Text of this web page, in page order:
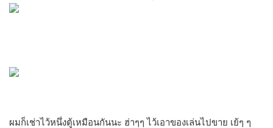
ผมก็เช่าไว้หนึ่งตู้เหมือนกันนะ ฮ่าๆๆ ไว้เอาของเล่นไปขาย เย้ๆ ๆ